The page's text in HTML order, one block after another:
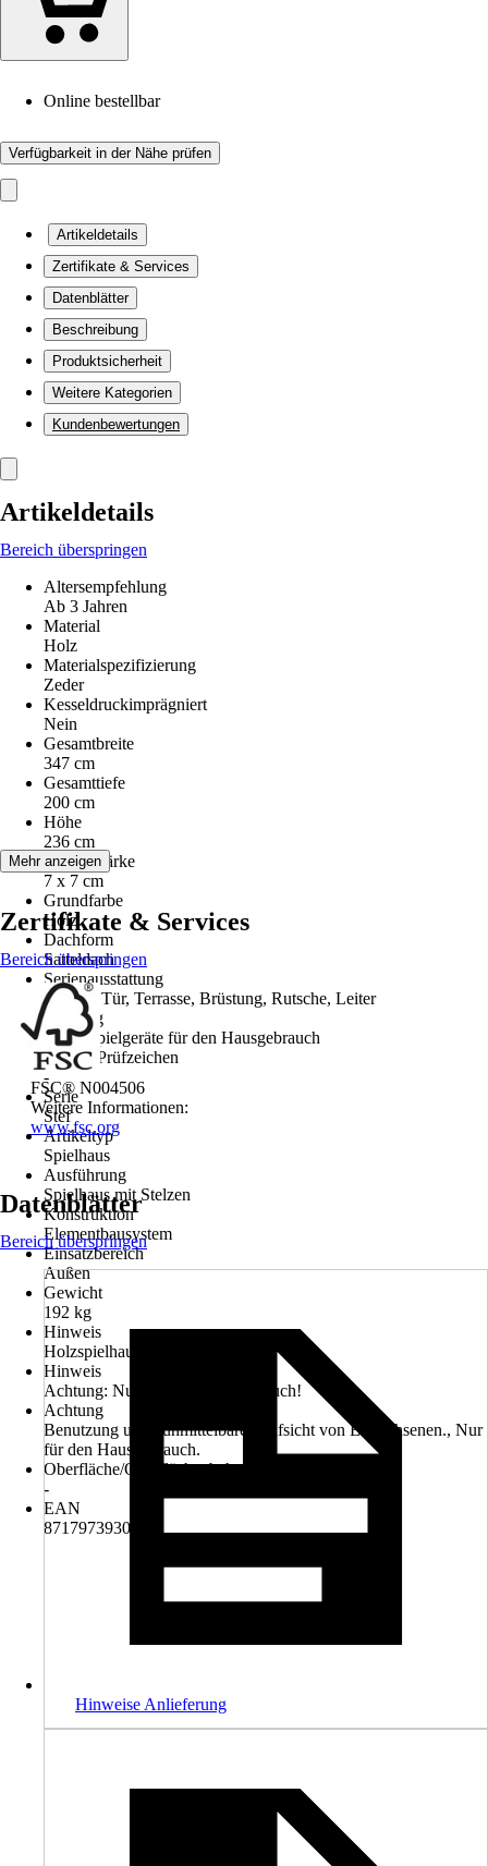
Online bestellbar
Verfügbarkeit in der Nähe prüfen
Artikeldetails
Zertifikate & Services
Datenblätter
Beschreibung
Produktsicherheit
Weitere Kategorien
Kundenbewertungen
Artikeldetails
Bereich überspringen
Altersempfehlung
Ab 3 Jahren
Material
Holz
Materialspezifizierung
Zeder
Kesseldruckimprägniert
Nein
Gesamtbreite
347 cm
Gesamttiefe
200 cm
Höhe
236 cm
Pfostenstärke
7 x 7 cm
Grundfarbe
Holz
Dachform
Satteldach
Serienausstattung
Fenster, Tür, Terrasse, Brüstung, Rutsche, Leiter
Nutzung
Gartenspielgeräte für den Hausgebrauch
Norm / Prüfzeichen
-
Serie
Stef
Artikeltyp
Spielhaus
Ausführung
Spielhaus mit Stelzen
Konstruktion
Elementbausystem
Einsatzbereich
Außen
Gewicht
192 kg
Hinweis
Holzspielhaus mit Rutschbahn
Hinweis
Achtung: Nur für den Hausgebrauch!
Achtung
Benutzung unter unmittelbarer Aufsicht von Erwachsenen., Nur
für den Hausgebrauch.
Oberfläche/Oberflächenbehandlung
-
EAN
8717973930662
Mehr anzeigen
Zertifikate & Services
Bereich überspringen
FSC® N004506
Weitere Informationen:
www.fsc.org
Datenblätter
Bereich überspringen
Hinweise Anlieferung